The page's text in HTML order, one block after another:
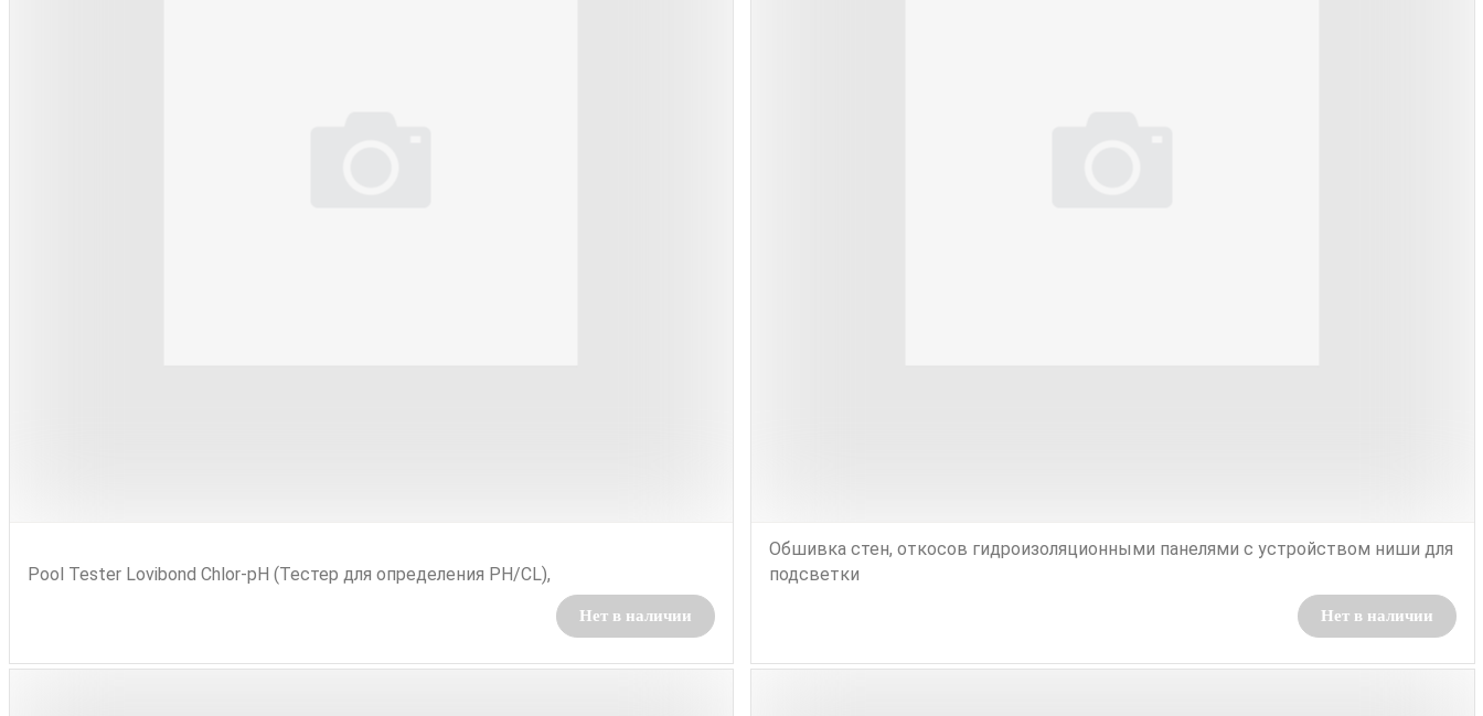
Pool Tester Lovibond Chlor-pH (Тестер для определения РН/CL),
Нет в наличии
Обшивка стен, откосов гидроизоляционными панелями с устройством ниши для
подсветки
Нет в наличии